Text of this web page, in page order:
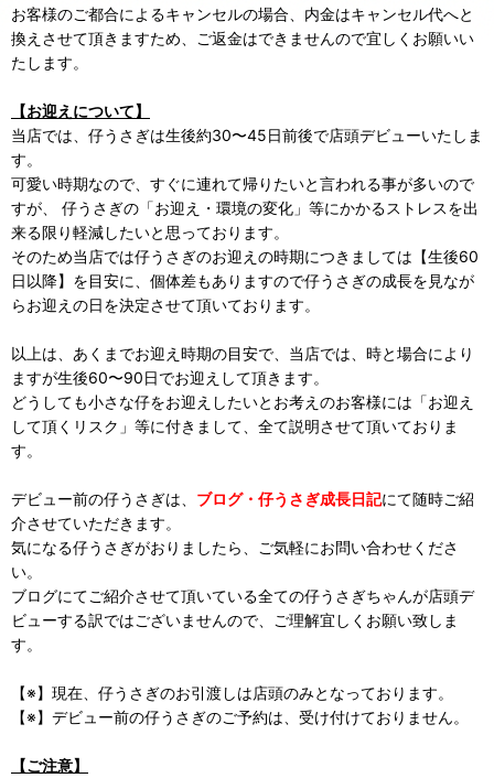
お客様のご都合によるキャンセルの場合、内金はキャンセル代へと
換えさせて頂きますため、ご返金はできませんので宜しくお願いい
たします。
【お迎えについて】
当店では、仔うさぎは生後約30〜45日前後で店頭デビューいたしま
す。
可愛い時期なので、すぐに連れて帰りたいと言われる事が多いので
すが、 仔うさぎの「お迎え・環境の変化」等にかかるストレスを出
来る限り軽減したいと思っております。
そのため当店では仔うさぎのお迎えの時期につきましては【生後60
日以降】を目安に、個体差もありますので仔うさぎの成長を見なが
らお迎えの日を決定させて頂いております。
以上は、あくまでお迎え時期の目安で、当店では、時と場合により
ますが生後60〜90日でお迎えして頂きます。
どうしても小さな仔をお迎えしたいとお考えのお客様には「お迎え
して頂くリスク」等に付きまして、全て説明させて頂いておりま
す。
デビュー前の仔うさぎは、 ブログ・仔うさぎ成長日記にて随時ご紹
介させていただきます。
気になる仔うさぎがおりましたら、ご気軽にお問い合わせくださ
い。
ブログにてご紹介させて頂いている全ての仔うさぎちゃんが店頭デ
ビューする訳ではございませんので、ご理解宜しくお願い致しま
す。
【※】現在、仔うさぎのお引渡しは店頭のみとなっております。
【※】デビュー前の仔うさぎのご予約は、受け付けておりません。
【ご注意】